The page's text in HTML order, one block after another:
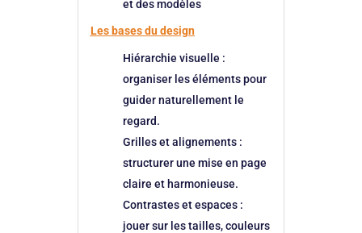
et des modèles
Les bases du design
Hiérarchie visuelle :
organiser les éléments pour
guider naturellement le
regard.
Grilles et alignements:
structurer une mise en page
claire et harmonieuse.
Contrastes et espaces:
jouer sur les tailles, couleurs